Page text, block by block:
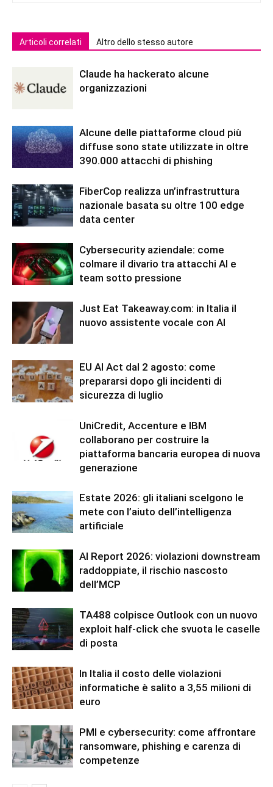
Articoli correlati Altro dello stesso autore
Claude ha hackerato alcune
organizzazioni
Alcune delle piattaforme cloud più
diffuse sono state utilizzate in oltre
390.000 attacchi di phishing
FiberCop realizza un’infrastruttura
nazionale basata su oltre 100 edge
data center
Cybersecurity aziendale: come
colmare il divario tra attacchi AI e
team sotto pressione
Just Eat Takeaway.com: in Italia il
nuovo assistente vocale con AI
EU AI Act dal 2 agosto: come
prepararsi dopo gli incidenti di
sicurezza di luglio
UniCredit, Accenture e IBM
collaborano per costruire la
piattaforma bancaria europea di nuova
generazione
Estate 2026: gli italiani scelgono le
mete con l’aiuto dell’intelligenza
artificiale
AI Report 2026: violazioni downstream
raddoppiate, il rischio nascosto
dell’MCP
TA488 colpisce Outlook con un nuovo
exploit half-click che svuota le caselle
di posta
In Italia il costo delle violazioni
informatiche è salito a 3,55 milioni di
euro
PMI e cybersecurity: come affrontare
ransomware, phishing e carenza di
competenze